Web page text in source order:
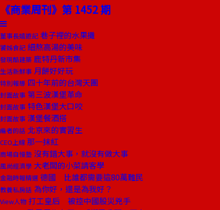
《商業周刊》第 1452 期
董事長嬉遊記 巷子裡的水果攤
饕姊食記 細熬高湯的美味
發現酷建築 鹿特丹新市集
生活新鮮事 月餅好好玩
特別報導 四十年前的台灣天團
封面故事 第三波漢堡革命
封面故事 特色漢堡大口咬
封面故事 漢堡餐酒搭
編者的話 北京來的實習生
CEO上線 那一抹紅
商場自慢塾 沒有錯大事，就沒有做大事
風尚經濟學 大老闆的小菜請客學
金融時報精選 德國 比誰都需要這80萬難民
教養私房話 為你好，還是為我好？
View人物 打工皇后 被控中國股災兇手